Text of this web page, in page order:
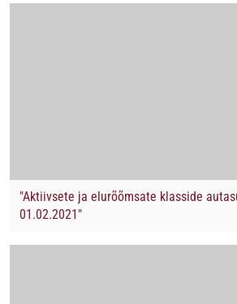
"Aktiivsete ja elurõõmsate klasside
01.02.2021"